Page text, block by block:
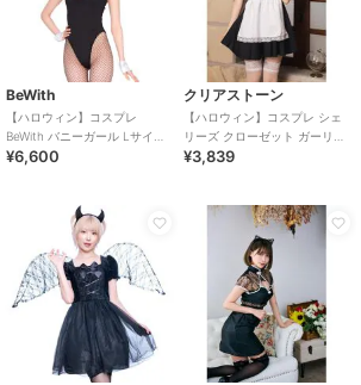
BeWith
【ハロウィン】コスプレ
BeWith バニーガール Lサイズ
ブラック かわいい
¥6,600
クリアストーン
【ハロウィン】コスプレ シェ
リーズ クローゼット ガーリー
メイド レディース ブラック
¥3,839